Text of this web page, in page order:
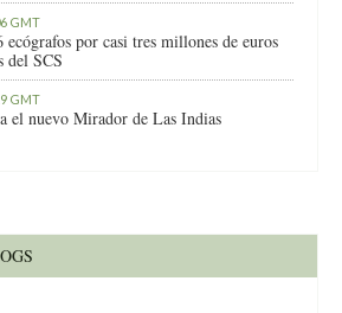
GMT
ecógrafos por casi tres millones de euros
del SCS
GMT
el nuevo Mirador de Las Indias